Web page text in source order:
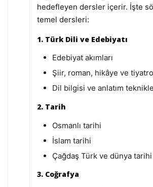
hedefleyen dersler içerir. İşte
temel dersleri:
1. Türk Dili ve Edebiyatı
Edebiyat akımları
Şiir, roman, hikâye ve
Dil bilgisi ve anlatım
2. Tarih
Osmanlı tarihi
İslam tarihi
Çağdaş Türk ve dünya tarihi
3. Coğrafya